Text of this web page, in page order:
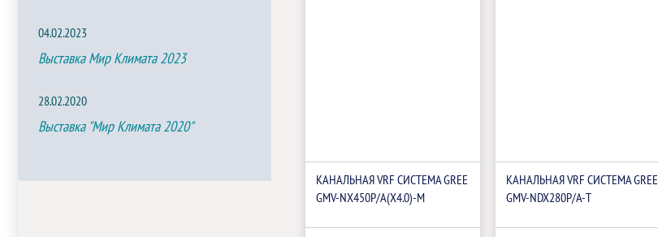
04.02.2023
Выставка Мир Климата 2023
28.02.2020
Выставка "Мир Климата 2020"
КАНАЛЬНАЯ VRF СИСТЕМА GREE
GMV-NX450P/A(X4.0)-M
КАНАЛЬНАЯ VRF СИСТЕМА GREE
GMV-NDX280P/A-T